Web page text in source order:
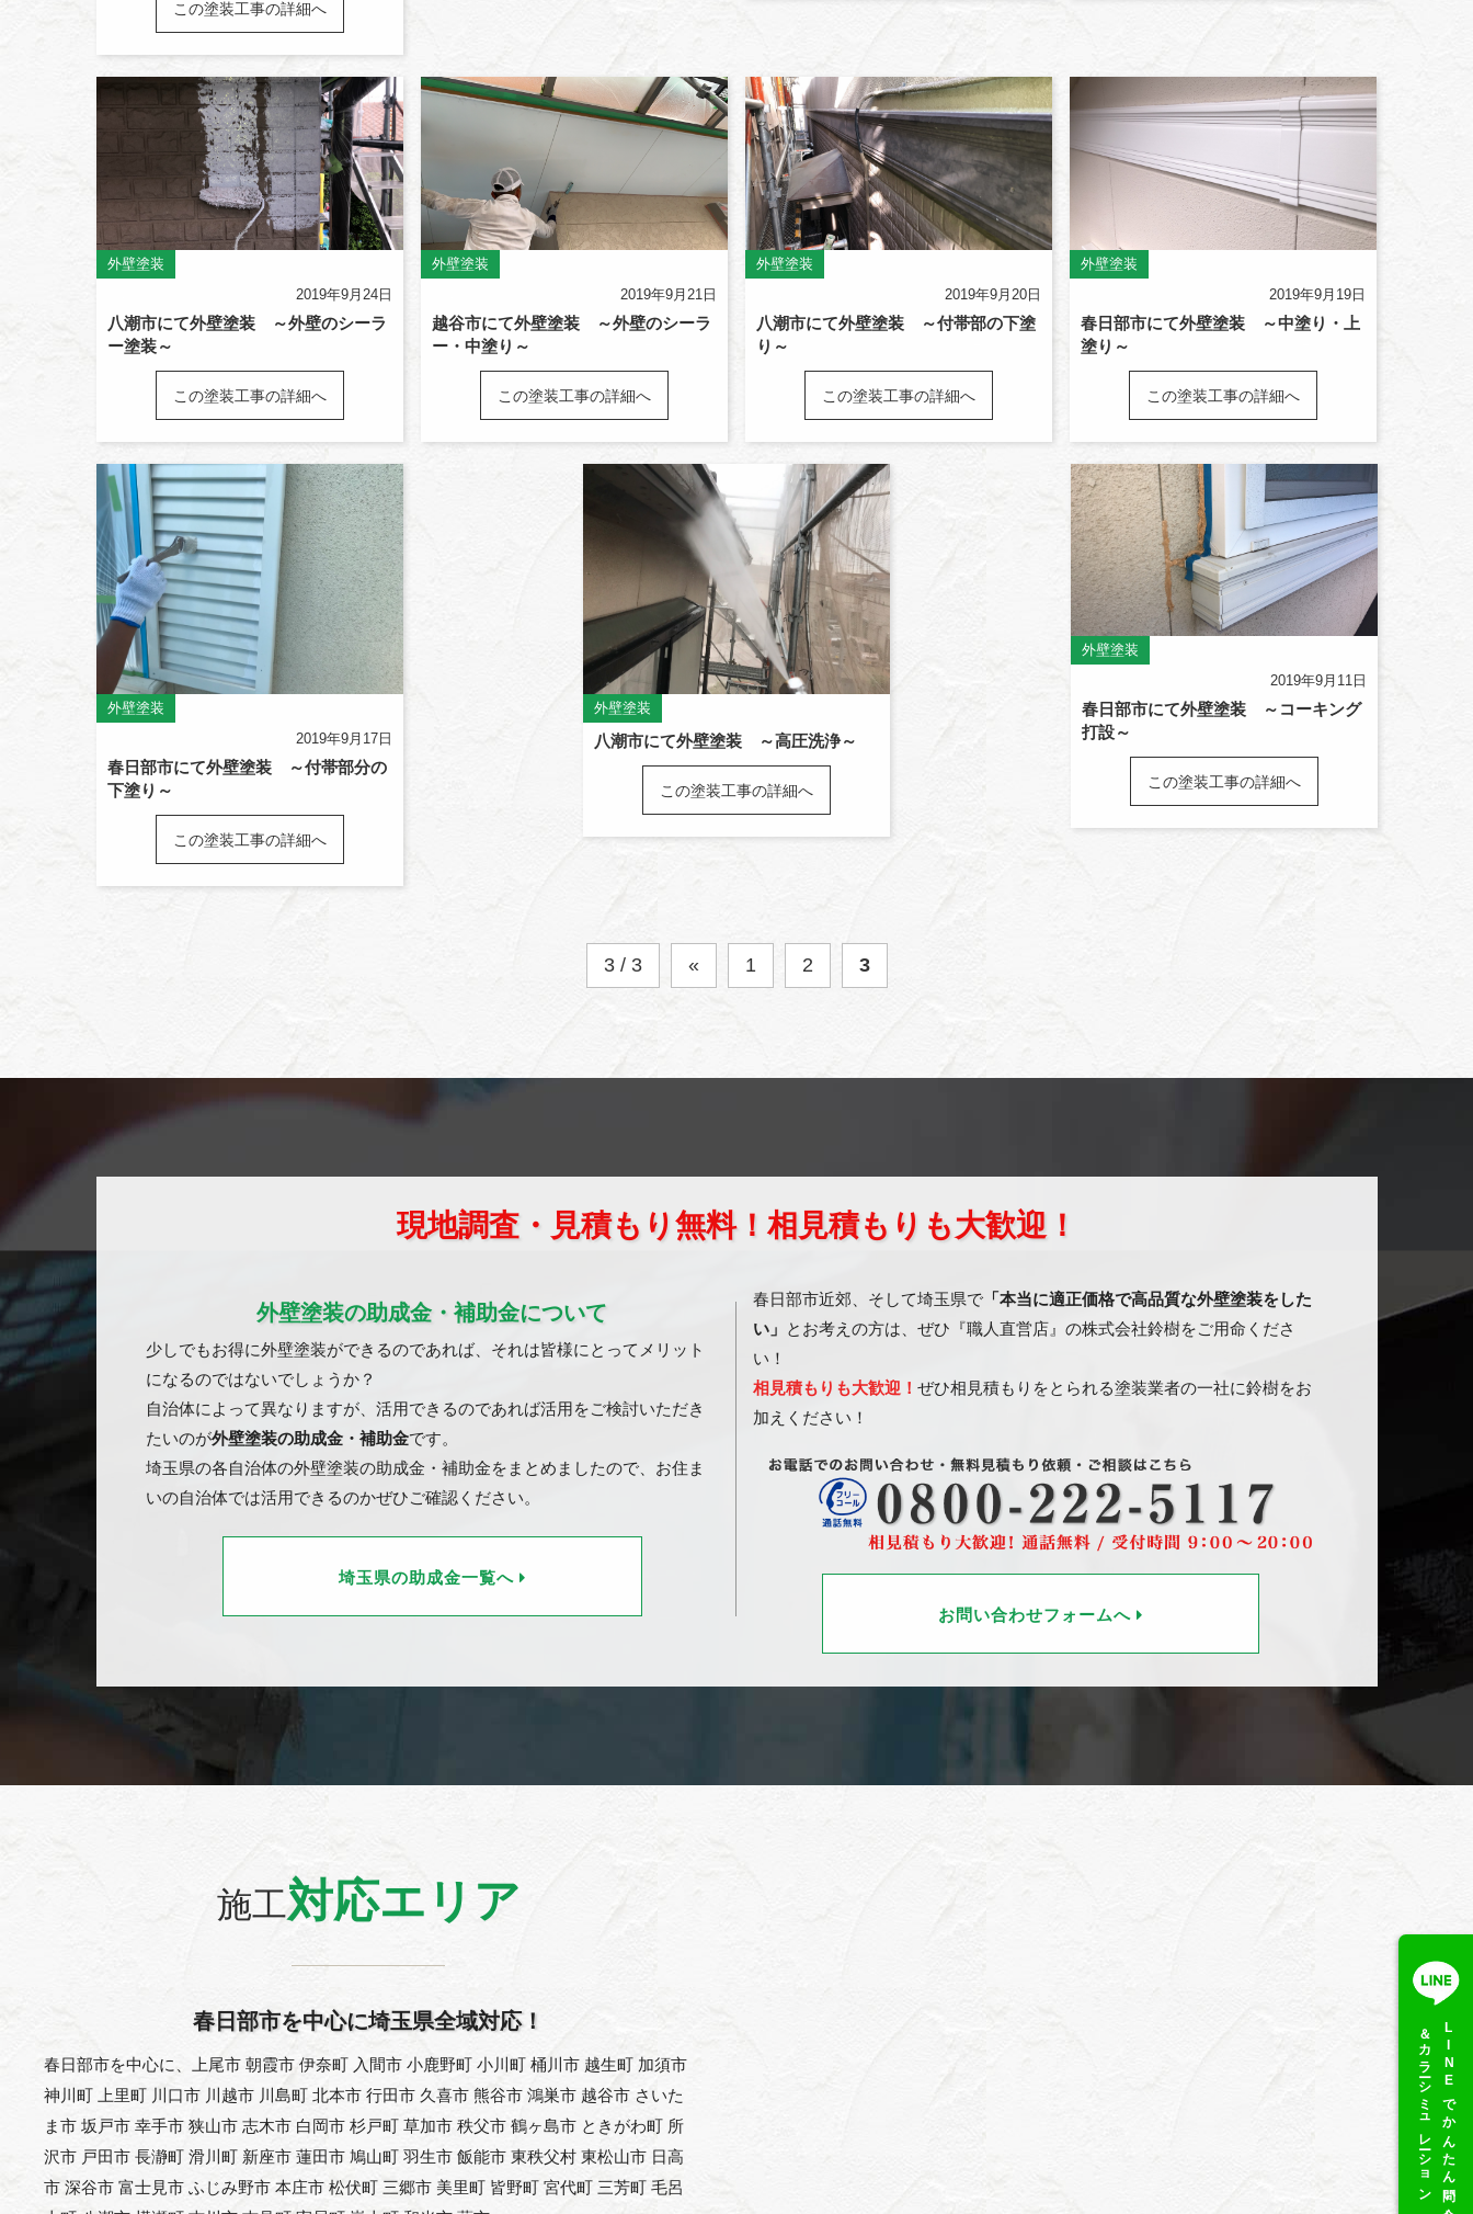
この塗装工事の詳細へ
外壁塗装
2019年9月24日
八潮市にて外壁塗装 ～外壁のシーラ
ー塗装～
この塗装工事の詳細へ
外壁塗装
2019年9月21日
越谷市にて外壁塗装 ～外壁のシーラ
ー・中塗り～
この塗装工事の詳細へ
外壁塗装
2019年9月20日
八潮市にて外壁塗装 ～付帯部の下塗
り～
この塗装工事の詳細へ
外壁塗装
2019年9月19日
春日部市にて外壁塗装 ～中塗り・上
塗り～
この塗装工事の詳細へ
外壁塗装
2019年9月17日
春日部市にて外壁塗装 ～付帯部分の
下塗り～
この塗装工事の詳細へ
外壁塗装
八潮市にて外壁塗装 ～高圧洗浄～
この塗装工事の詳細へ
外壁塗装
2019年9月11日
春日部市にて外壁塗装 ～コーキング
打設～
この塗装工事の詳細へ
3 / 3 « 1 2 3
現地調査・見積もり無料！相見積もりも大歓迎！
外壁塗装の助成金・補助金について
少しでもお得に外壁塗装ができるのであれば、それは皆様にとってメリット
になるのではないでしょうか？
自治体によって異なりますが、活用できるのであれば活用をご検討いただき
たいのが外壁塗装の助成金・補助金です。
埼玉県の各自治体の外壁塗装の助成金・補助金をまとめましたので、お住ま
いの自治体では活用できるのかぜひご確認ください。
埼玉県の助成金一覧へ
春日部市近郊、そして埼玉県で 「本当に適正価格で高品質な外壁塗装をした
い」
とお考えの方は、ぜひ『職人直営店』の株式会社鈴樹をご用命くださ
い！
相見積もりも大歓迎！ ぜひ相見積もりをとられる塗装業者の一社に鈴樹をお
加えください！
お問い合わせフォームへ
施工対応エリア
春日部市を中心に埼玉県全域対応！
春日部市を中心に、上尾市 朝霞市 伊奈町 入間市 小鹿野町 小川町 桶川市 越生町 加須市
神川町 上里町 川口市 川越市 川島町 北本市 行田市 久喜市 熊谷市 鴻巣市 越谷市 さいた
ま市 坂戸市 幸手市 狭山市 志木市 白岡市 杉戸町 草加市 秩父市 鶴ヶ島市 ときがわ町 所
沢市 戸田市 長瀞町 滑川町 新座市 蓮田市 鳩山町 羽生市 飯能市 東秩父村 東松山市 日高
市 深谷市 富士見市 ふじみ野市 本庄市 松伏町 三郷市 美里町 皆野町 宮代町 三芳町 毛呂
LINEでかんたん問い合わせ
＆カラーシミュレーション